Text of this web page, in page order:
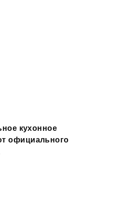
кухонное
официального